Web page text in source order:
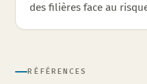
des filières face au
RÉFÉRENCES